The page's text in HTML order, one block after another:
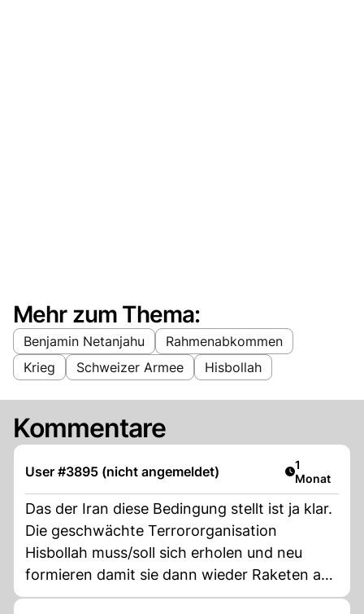
Mehr zum Thema:
Benjamin Netanjahu
Rahmenabkommen
Krieg
Schweizer Armee Hisbollah
Kommentare
User #3895 (nicht angemeldet) Artikel
1
Monat
Das der Iran diese Bedingung stellt ist ja klar.
Die geschwächte Terrororganisation
Hisbollah muss/soll sich erholen und neu
formieren damit sie dann wieder Raketen auf
Israel abfeuern und Anschläge verüben